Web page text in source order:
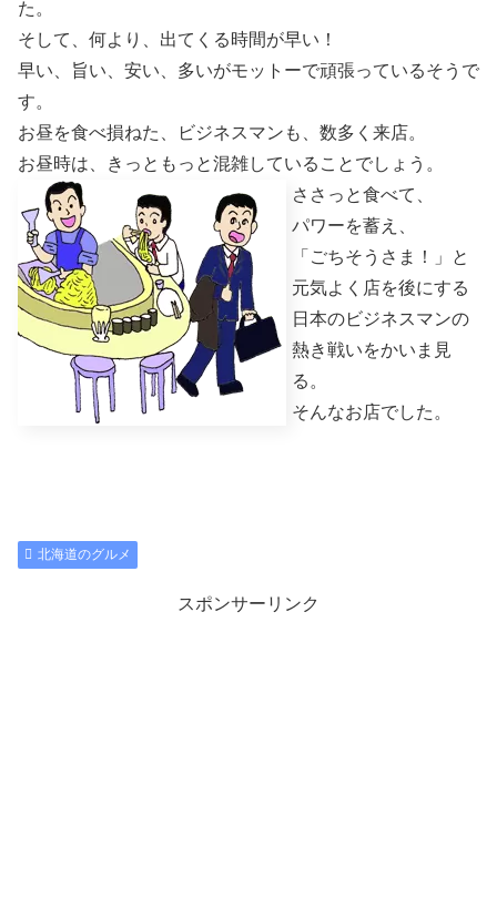
た。
そして、何より、出てくる時間が早い！
早い、旨い、安い、多いがモットーで頑張っているそうで
す。
お昼を食べ損ねた、ビジネスマンも、数多く来店。
お昼時は、きっともっと混雑していることでしょう。
ささっと食べて、
パワーを蓄え、
「ごちそうさま！」と
元気よく店を後にする
日本のビジネスマンの
熱き戦いをかいま見
る。
そんなお店でした。
北海道のグルメ
スポンサーリンク